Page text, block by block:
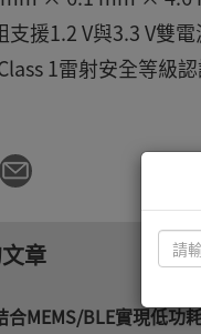
援1.2 V與3.3 V雙
1雷射安全等級
章
合MEMS/BLE實現低